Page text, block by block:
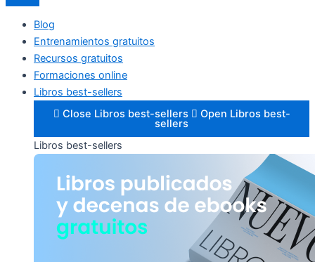
Blog
Entrenamientos gratuitos
Recursos gratuitos
Formaciones online
Libros best-sellers
Close Libros best-sellers
Open Libros best-
sellers
Libros best-sellers